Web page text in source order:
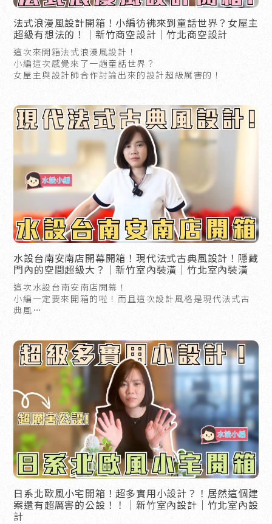
法式浪漫風設計開箱！小編彷彿來到童話世界？女屋主
超級有想法的！｜新竹商空設計｜竹北商空設計
這次來開箱法式浪漫風設計！
小編這次感覺來了一趟童話世界？
女屋主與設計師合作討論出來的設計超級厲害的！
水設台南安南店開幕開箱！現代法式古典風設計！隱藏
門內的空間超級大？｜新竹室內裝潢｜竹北室內裝潢
這次水設台南安南店開幕！
小編一定要來開箱的啦！而且這次設計風格是現代法式古
典風
日系北歐風小宅開箱！超多實用小設計？！居然這個建
案還有超厲害的公設！！｜新竹室內設計｜竹北室內設
計